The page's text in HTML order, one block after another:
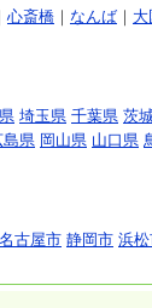
心斎橋 ｜ なんば ｜ 大
埼玉県 千葉県 茨
島県 岡山県 山口県
名古屋市 静岡市 浜